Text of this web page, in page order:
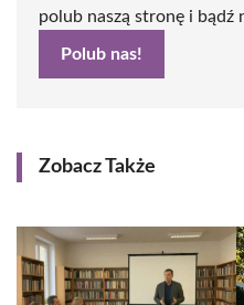
polub naszą stronę i bądź
Polub nas!
Zobacz Także